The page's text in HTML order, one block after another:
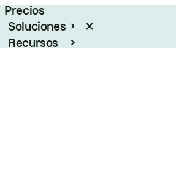
Precios
Soluciones
Recursos